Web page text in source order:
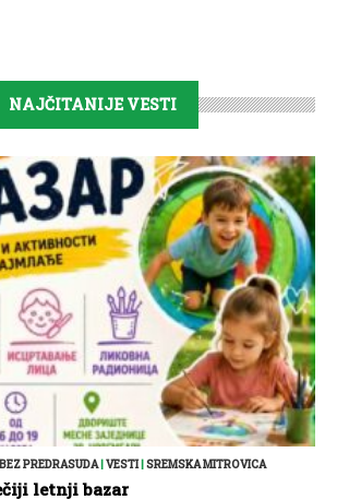
NAJČITANIJE VESTI
PREDRASUDA|VESTI|SREMSKA MITROVICA
letnji bazar